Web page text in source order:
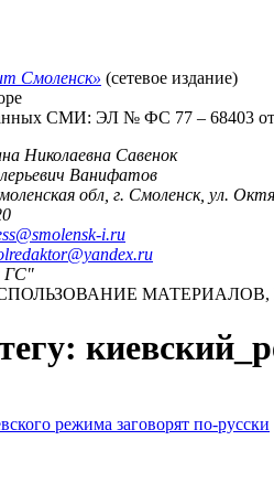
Смоленск» (сетевое издание)
СМИ: ЭЛ № ФС 77 – 68403 от
Николаевна Савенок
Ванифатов
обл, г. Смоленск, ул.
i.ru
ГС"
режима заговорят по-русски